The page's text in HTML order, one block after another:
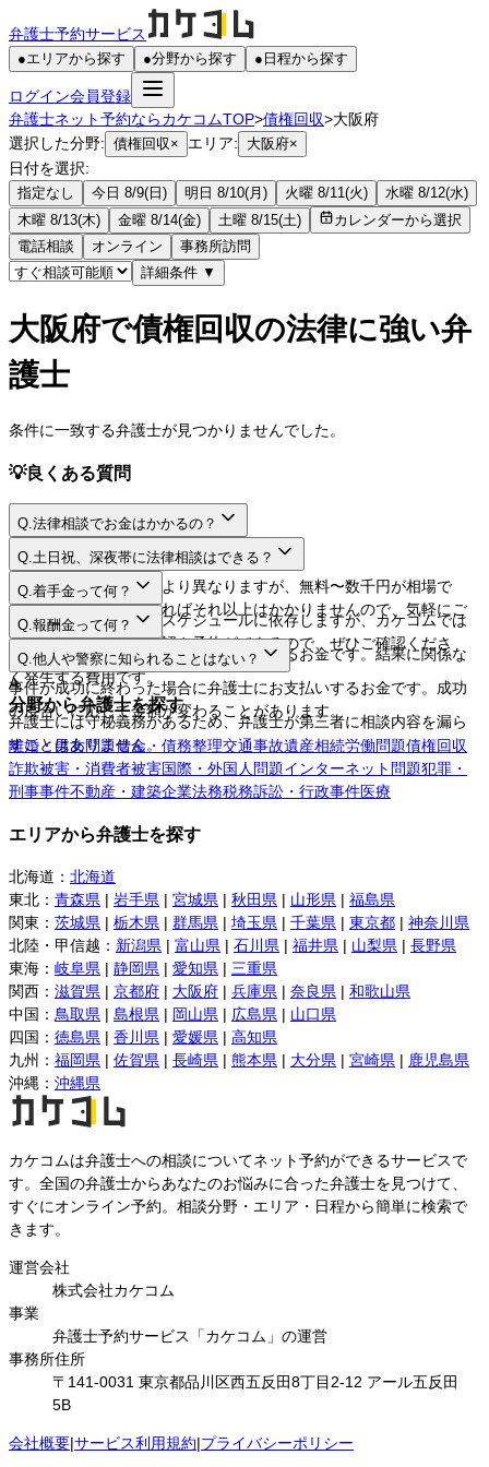
弁護士予約サービス
●エリアから探す ●分野から探す ● 日程から探す
ログイン会員登録
弁護士ネット予約ならカケコムTOP>債権回収>大阪府
選択した分野: 債権回収× エリア: 大阪府×
日付を選択:
指定なし 今日 8/9(日) 明日 8/10(月) 火曜 8/11(火)
水曜 8/12(水)
木曜 8/13(木)
金曜 8/14(金) 土曜 8/15(土)
カレンダーから選択
電話相談
オンライン
事務所訪問
詳細条件 ▼
大阪府で債権回収の法律に強い弁
護士
条件に一致する弁護士が見つかりませんでした。
💡良くある質問
Q.法律相談でお金はかかるの？
A.
法律相談料は弁護士により異なりますが、無料〜数千円が相場で
す。相談するだけであればそれ以上はかかりませんので、気軽にご
利用してください。
Q.土日祝、深夜帯に法律相談はできる？
A.
日程や時間は弁護士のスケジュールに依存しますが、カケコムでは
ネットから空き枠の確認や予約ができるので、ぜひご確認くださ
い。
Q.着手金って何？
A.
弁護士に事件を依頼する際にお支払いするお金です。結果に関係な
く発生する費用です。
Q.報酬金って何？
A.
事件が成功に終わった場合に弁護士にお支払いするお金です。成功
の度合いに応じて金額が変わることがあります。
Q.他人や警察に知られることはない？
A.
弁護士には守秘義務があるため、弁護士が第三者に相談内容を漏ら
すことはありません。
分野から弁護士を探す
離婚・男女問題借金・債務整理交通事故遺産相続労働問題債権回収
詐欺被害・消費者被害国際・外国人問題インターネット問題犯罪・
刑事事件不動産・建築企業法務税務訴訟・行政事件医療
エリアから弁護士を探す
北海道 ： 北海道
東北 ： 青森県 | 岩手県 | 宮城県 | 秋田県 | 山形県 | 福島県
関東 ： 茨城県 | 栃木県 | 群馬県 | 埼玉県 | 千葉県 | 東京都 | 神奈川県
北陸・甲信越 ： 新潟県 | 富山県 | 石川県 | 福井県 | 山梨県 | 長野県
東海 ： 岐阜県 | 静岡県 | 愛知県 | 三重県
関西 ： 滋賀県 | 京都府 | 大阪府 | 兵庫県 | 奈良県 | 和歌山県
中国 ： 鳥取県 | 島根県 | 岡山県 | 広島県 | 山口県
四国 ： 徳島県 | 香川県 | 愛媛県 | 高知県
九州 ： 福岡県 | 佐賀県 | 長崎県 | 熊本県 | 大分県 | 宮崎県 | 鹿児島県
沖縄 ： 沖縄県
カケコムは弁護士への相談についてネット予約ができるサービスで
す。全国の弁護士からあなたのお悩みに合った弁護士を見つけて、
すぐにオンライン予約。相談分野・エリア・日程から簡単に検索で
きます。
運営会社
株式会社カケコム
事業
弁護士予約サービス「カケコム」の運営
事務所住所
〒141-0031 東京都品川区西五反田8丁目2-12 アール五反田
5B
会社概要|サービス利用規約|プライバシーポリシー